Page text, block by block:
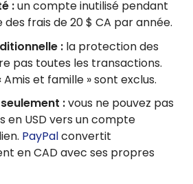
:un compte inutilisé pendant
des frais de 20 $ CA par année.
: la protection des
pas toutes les transactions.
Amis et famille » sont exclus.
:vous ne pouvez pas
en USD vers un compte
PayPalconvertit
en CAD avec ses propres